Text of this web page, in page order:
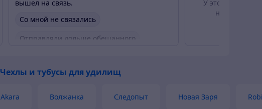
вышел на связь.
Со мной не связались
Отправляли дольше обещанного
У этого отзыва
но от этого
Чехлы и тубусы для удилищ
Akara Волжанка Следопыт Новая Заря